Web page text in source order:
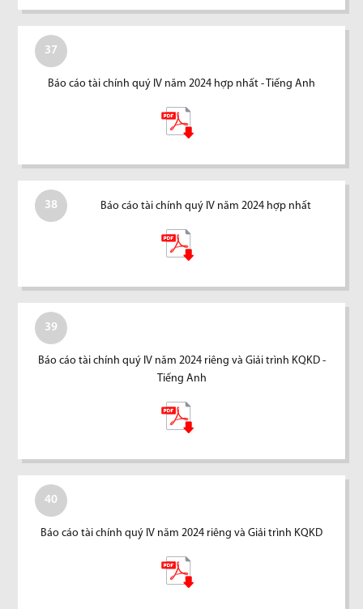
37
Báo cáo tài chính quý IV năm 2024 hợp nhất - Tiếng Anh
38 Báo cáo tài chính quý IV năm 2024 hợp nhất
39
Báo cáo tài chính quý IV năm 2024 riêng và Giải trình KQKD -
Tiếng Anh
40
Báo cáo tài chính quý IV năm 2024 riêng và Giải trình KQKD